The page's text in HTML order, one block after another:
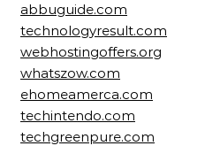
abbuguide.com
technologyresult.com
webhostingoffers.org
whatszow.com
ehomeamerca.com
techintendo.com
techgreenpure.com